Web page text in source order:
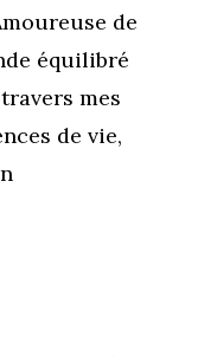
de
équilibré
mes
de vie,